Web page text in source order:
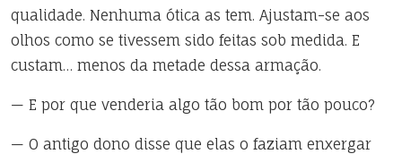
qualidade. Nenhuma ótica as tem. Ajustam-se aos
olhos como se tivessem sido feitas sob medida. E
custam… menos da metade dessa armação.
— E por que venderia algo tão bom por tão pouco?
— O antigo dono disse que elas o faziam enxergar